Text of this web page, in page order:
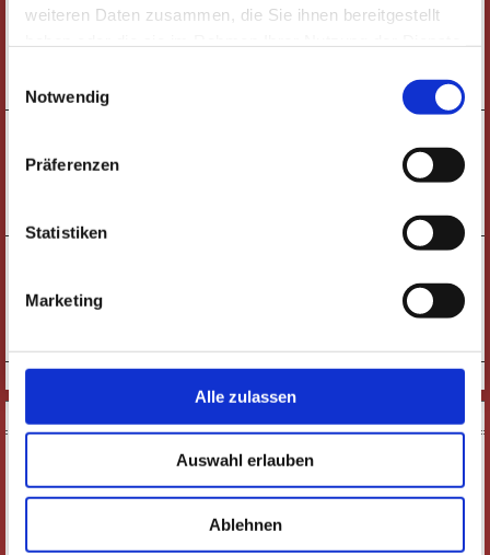
weiteren Daten zusammen, die Sie ihnen bereitgestellt
Datenschutzhinweise
Notwendig
Präferenzen
Statistiken
Marketing
Alle zulassen
Auswahl erlauben
Ablehnen
SONNTAG
MITSINGKONZERT |
RÜSSELSHEIM SINGT VOLKSLIEDER
TICKETS
12.06.
SHINE & SHADE
20 JAHRE KANT VOKAL
VORHERIGE SEITE |